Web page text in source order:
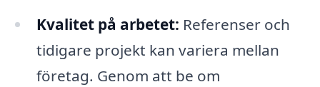
Kvalitet på arbetet: Referenser och
tidigare projekt kan variera mellan
företag. Genom att be om